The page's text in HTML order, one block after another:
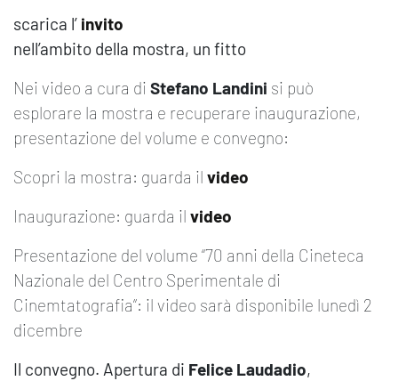
scarica l’ invito
nell’ambito della mostra, un fitto
Nei video a cura di Stefano Landini si può
esplorare la mostra e recuperare inaugurazione,
presentazione del volume e convegno:
Scopri la mostra: guarda il video
Inaugurazione: guarda il video
Presentazione del volume “70 anni della Cineteca
Nazionale del Centro Sperimentale di
Cinemtatografia”: il video sarà disponibile lunedì 2
dicembre
Il convegno. Apertura di Felice Laudadio,